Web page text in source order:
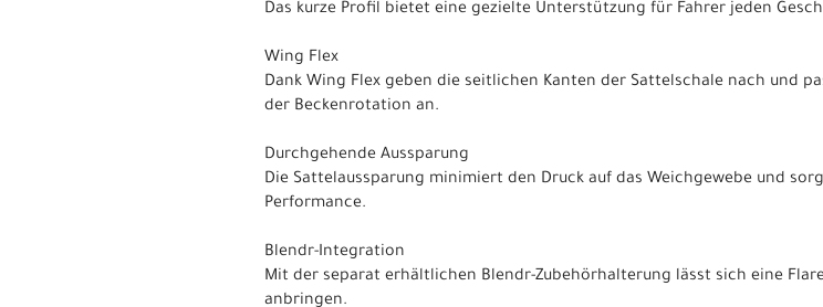
Das kurze Profil bietet eine gezielte Unterstützung für Fahrer jeden
Wing Flex
Dank Wing Flex geben die seitlichen Kanten der Sattelschale nach und
der Beckenrotation an.
Durchgehende Aussparung
Die Sattelaussparung minimiert den Druck auf das Weichgewebe und
Performance.
Blendr-Integration
Mit der separat erhältlichen Blendr-Zubehörhalterung lässt sich eine
anbringen.